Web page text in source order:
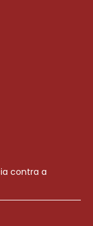
contra a